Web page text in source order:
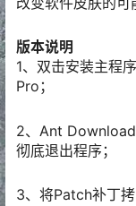
版本说明
1、双击安装主程
Pro；
2、Ant
彻底退出程序；
3、将Patch补丁